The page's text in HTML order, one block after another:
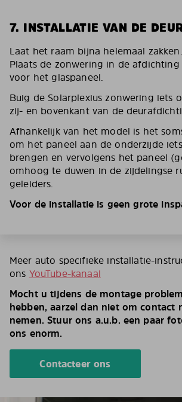
7. INSTALLATIE VAN DE
Laat het raam bijna helemaal zakken.
Plaats de zonwering in de
voor het glaspaneel.
Buig de Solarplexius zonwering iets
zij- en bovenkant van de
Afhankelijk van het model is het
om het paneel aan de onderzijde
brengen en vervolgens het paneel
omhoog te duwen in de zijdelingse
geleiders.
Voor de installatie is geen grote
Meer auto specifieke installatie-
ons YouTube-kanaal
Mocht u tijdens de montage
hebben, aarzel dan niet om contact
nemen. Stuur ons a.u.b. een paar
ons enorm.
Contacteer ons